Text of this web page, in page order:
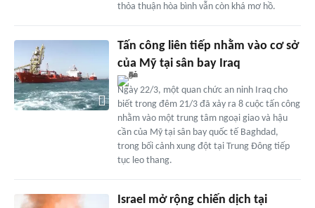
thỏa thuận hòa bình vẫn còn khá mơ hồ.
Tấn công liên tiếp nhằm vào cơ sở
của Mỹ tại sân bay Iraq
Ngày 22/3, một quan chức an ninh Iraq cho
biết trong đêm 21/3 đã xảy ra 8 cuộc tấn công
nhằm vào một trung tâm ngoại giao và hậu
cần của Mỹ tại sân bay quốc tế Baghdad,
trong bối cảnh xung đột tại Trung Đông tiếp
tục leo thang.
Israel mở rộng chiến dịch tại